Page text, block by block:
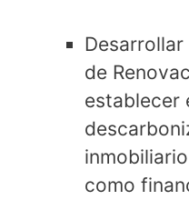
Desarrollar
de
establecer
como